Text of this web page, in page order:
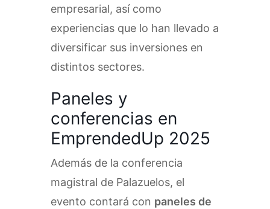
empresarial, así como
experiencias que lo han llevado a
diversificar sus inversiones en
distintos sectores.
Paneles y
conferencias en
EmprendedUp 2025
Además de la conferencia
magistral de Palazuelos, el
evento contará con paneles de